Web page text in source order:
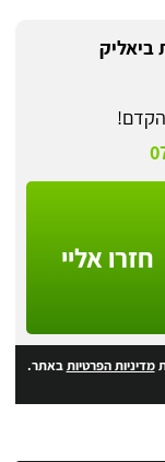
ביאליק
חזרו אליי
מדיניות הפרטיותבאתר.